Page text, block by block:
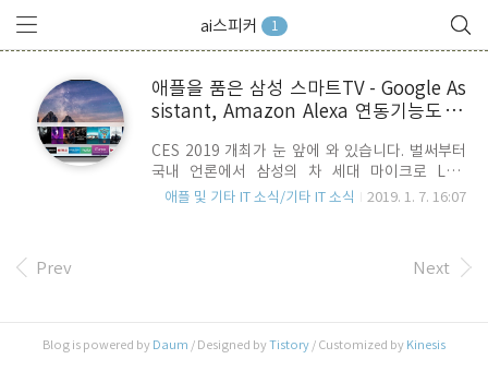
ai스피커 1
애플을 품은 삼성 스마트TV - Google As
sistant, Amazon Alexa 연동기능도 추
CES 2019 개최가 눈 앞에 와 있습니다. 벌써부터
국내 언론에서 삼성의 차 세대 마이크로 LED
(MicroLED) 스마트 TV에 대한 기사들이 뜨고 있습
(Movie & TV Shows)서비스를 삼성 스마트TV를
통해 사용할 수 있게 되었다는 것도 있는데요.
AppleTV를 판매하고는 있지만, 이는 어디까지나
일종의 멀티미디어 기기일 뿐 Display를 포함하고
애플 및 기타 IT 소식/기타 IT 소식 2019. 1. 7. 16:07
Prev Next
Blog is powered by Daum / Designed byTistory / Customized by Kinesis